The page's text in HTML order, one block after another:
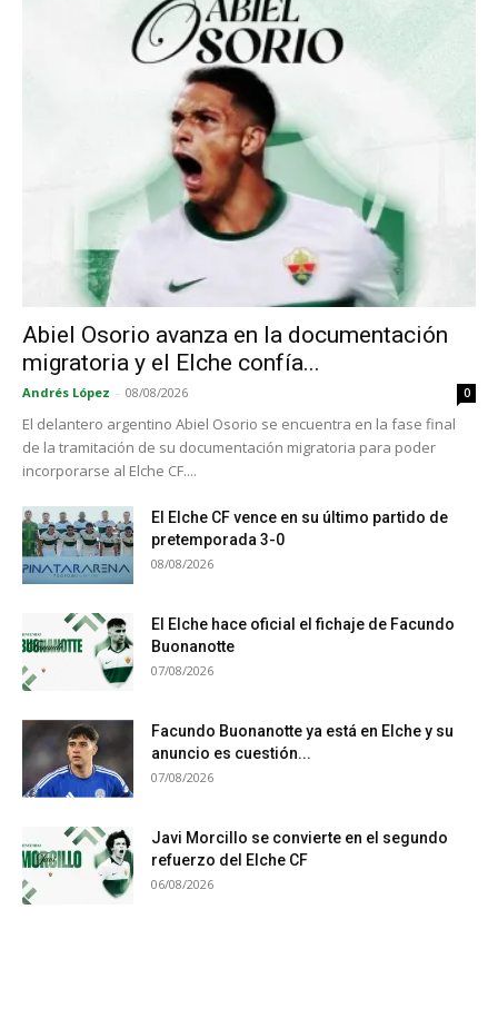
Abiel Osorio avanza en la documentación
migratoria y el Elche confía...
Andrés López - 08/08/2026 0
El delantero argentino Abiel Osorio se encuentra en la fase final
de la tramitación de su documentación migratoria para poder
incorporarse al Elche CF....
El Elche CF vence en su último partido de
pretemporada 3-0
08/08/2026
El Elche hace oficial el fichaje de Facundo
Buonanotte
07/08/2026
Facundo Buonanotte ya está en Elche y su
anuncio es cuestión...
07/08/2026
Javi Morcillo se convierte en el segundo
refuerzo del Elche CF
06/08/2026